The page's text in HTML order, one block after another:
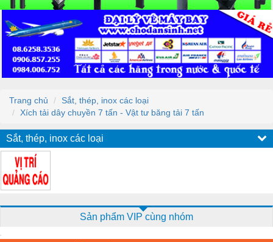
Trang chủ
Sắt, thép, inox các loại
Xích tải dây chuyền 7 tấn - Vật tư băng tải 7 tấn
Sắt, thép, inox các loại
Sản phẩm VIP cùng nhóm